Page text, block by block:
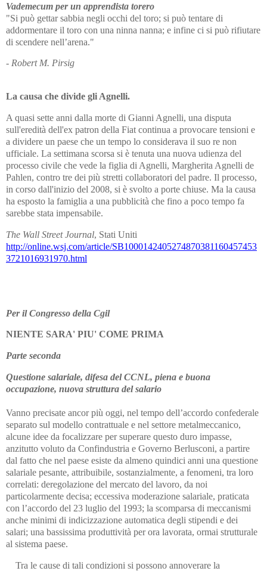
Vademecum per un apprendista torero
"Si può gettar sabbia negli occhi del toro; si può tentare di
addormentare il toro con una ninna nanna; e infine ci si può rifiutare
di scendere nell’arena."
- Robert M. Pirsig
La causa che divide gli Agnelli.
A quasi sette anni dalla morte di Gianni Agnelli, una disputa
sull'eredità dell'ex patron della Fiat continua a provocare tensioni e
a dividere un paese che un tempo lo considerava il suo re non
ufficiale. La settimana scorsa si è tenuta una nuova udienza del
processo civile che vede la figlia di Agnelli, Margherita Agnelli de
Pahlen, contro tre dei più stretti collaboratori del padre. Il processo,
in corso dall'inizio del 2008, si è svolto a porte chiuse. Ma la causa
ha esposto la famiglia a una pubblicità che fino a poco tempo fa
sarebbe stata impensabile.
The Wall Street Journal, Stati Uniti
http://online.wsj.com/article/SB1000142405274870381160457453
3721016931970.html
Per il Congresso della Cgil
NIENTE SARA' PIU' COME PRIMA
Parte seconda
Questione salariale, difesa del CCNL, piena e buona
occupazione, nuova struttura del salario
Vanno precisate ancor più oggi, nel tempo dell’accordo confederale
separato sul modello contrattuale e nel settore metalmeccanico,
alcune idee da focalizzare per superare questo duro impasse,
anzitutto voluto da Confindustria e Governo Berlusconi, a partire
dal fatto che nel paese esiste da almeno quindici anni una questione
salariale pesante, attribuibile, sostanzialmente, a fenomeni, tra loro
correlati: deregolazione del mercato del lavoro, da noi
particolarmente decisa; eccessiva moderazione salariale, praticata
con l’accordo del 23 luglio del 1993; la scomparsa di meccanismi
anche minimi di indicizzazione automatica degli stipendi e dei
salari; una bassissima produttività per ora lavorata, ormai strutturale
al sistema paese.
Tra le cause di tali condizioni si possono annoverare la